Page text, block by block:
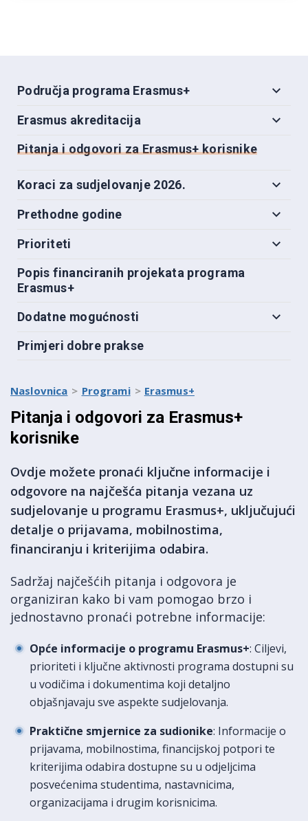
Područja programa Erasmus+
Erasmus akreditacija
Pitanja i odgovori za Erasmus+ korisnike
Koraci za sudjelovanje 2026.
Prethodne godine
Prioriteti
Popis financiranih projekata programa
Erasmus+
Dodatne mogućnosti
Primjeri dobre prakse
Naslovnica Programi Erasmus+
Pitanja i odgovori za Erasmus+
korisnike
Ovdje možete pronaći ključne informacije i
odgovore na najčešća pitanja vezana uz
sudjelovanje u programu Erasmus+, uključujući
detalje o prijavama, mobilnostima,
financiranju i kriterijima odabira.
Sadržaj najčešćih pitanja i odgovora je
organiziran kako bi vam pomogao brzo i
jednostavno pronaći potrebne informacije:
Opće informacije o programu Erasmus+: Ciljevi,
prioriteti i ključne aktivnosti programa dostupni su
u vodičima i dokumentima koji detaljno
objašnjavaju sve aspekte sudjelovanja.
Praktične smjernice za sudionike: Informacije o
prijavama, mobilnostima, financijskoj potpori te
kriterijima odabira dostupne su u odjeljcima
posvećenima studentima, nastavnicima,
organizacijama i drugim korisnicima.